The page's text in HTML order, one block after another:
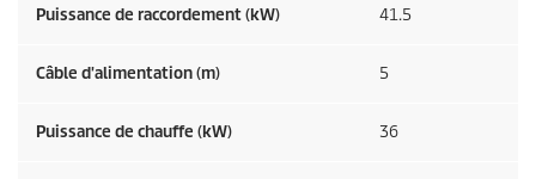
Puissance de raccordement (kW) 41.5
Câble d'alimentation (m) 5
Puissance de chauffe (kW) 36